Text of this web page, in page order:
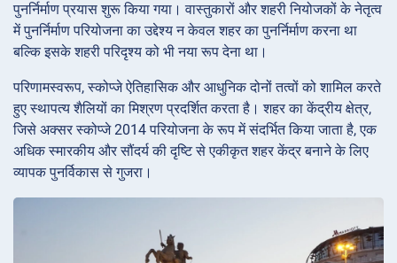
पुनर्निर्माण प्रयास शुरू किया गया। वास्तुकारों और शहरी नियोजकों के नेतृत्व
में पुनर्निर्माण परियोजना का उद्देश्य न केवल शहर का पुनर्निर्माण करना था
बल्कि इसके शहरी परिदृश्य को भी नया रूप देना था।
परिणामस्वरूप, स्कोप्जे ऐतिहासिक और आधुनिक दोनों तत्वों को शामिल करते
हुए स्थापत्य शैलियों का मिश्रण प्रदर्शित करता है। शहर का केंद्रीय क्षेत्र,
जिसे अक्सर स्कोप्जे 2014 परियोजना के रूप में संदर्भित किया जाता है, एक
अधिक स्मारकीय और सौंदर्य की दृष्टि से एकीकृत शहर केंद्र बनाने के लिए
व्यापक पुनर्विकास से गुजरा।